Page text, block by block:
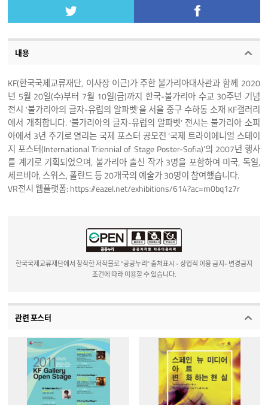
내용
KF(한국국제교류재단, 이사장 이근)가 주한 불가리아대사관과 함께 2020
년 5월 20일(수)부터 7월 10일(금)까지 한국-불가리아 수교 30주년 기념
전시 ‘불가리아의 글자-유럽의 알파벳’을 서울 중구 수하동 소재 KF갤러리
에서 개최합니다. ‘불가리아의 글자-유럽의 알파벳’ 전시는 불가리아 소피
아에서 3년 주기로 열리는 국제 포스터 공모전 ‘국제 트라이에니얼 스테이
지 포스터(International Triennial of Stage Poster-Sofia)’의 2007년 행사
를 계기로 기획되었으며, 불가리아 출신 작가 3명을 포함하여 미국, 독일,
세르비아, 스위스, 폴란드 등 20개국의 예술가 30명이 참여했습니다.
VR전시 웹플랫폼: https://eazel.net/exhibitions/614?ac=m0bq1z7r
한국국제교류재단에서 창작한 저작물로 "공공누리" 출처표시 - 상업적 이용 금지- 변경금지
조건에 따라 이용할 수 있습니다.
관련 포스터